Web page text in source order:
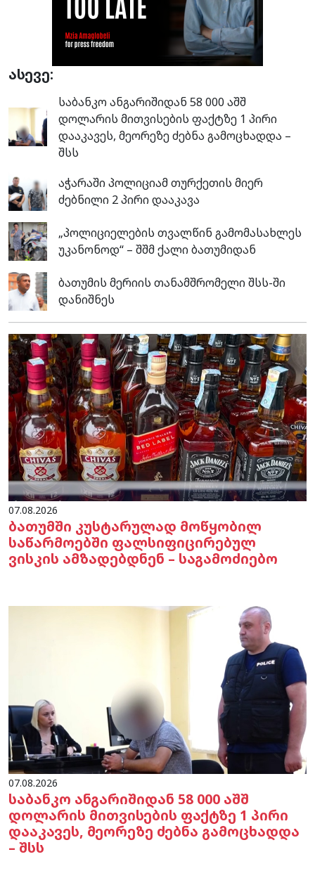
ასევე:
საბანკო ანგარიშიდან 58 000 აშშ
დოლარის მითვისების ფაქტზე 1 პირი
დააკავეს, მეორეზე ძებნა გამოცხადდა –
შსს
აჭარაში პოლიციამ თურქეთის მიერ
ძებნილი 2 პირი დააკავა
„პოლიციელების თვალწინ გამომასახლეს
უკანონოდ“ – შშმ ქალი ბათუმიდან
ბათუმის მერიის თანამშრომელი შსს-ში
დანიშნეს
07.08.2026
ბათუმში კუსტარულად მოწყობილ
საწარმოებში ფალსიფიცირებულ
ვისკის ამზადებდნენ – საგამოძიებო
07.08.2026
საბანკო ანგარიშიდან 58 000 აშშ
დოლარის მითვისების ფაქტზე 1 პირი
დააკავეს, მეორეზე ძებნა გამოცხადდა
– შსს